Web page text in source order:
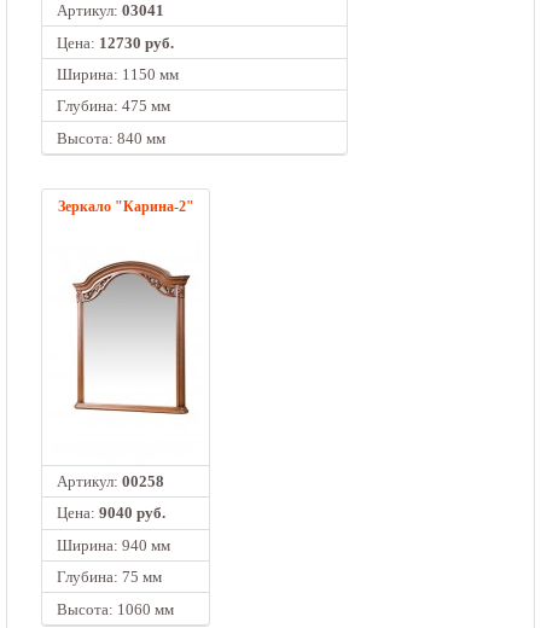
Артикул: 03041
Цена: 12730 руб.
Ширина: 1150 мм
Глубина: 475 мм
Высота: 840 мм
Зеркало "Карина-2"
Артикул: 00258
Цена: 9040 руб.
Ширина: 940 мм
Глубина: 75 мм
Высота: 1060 мм